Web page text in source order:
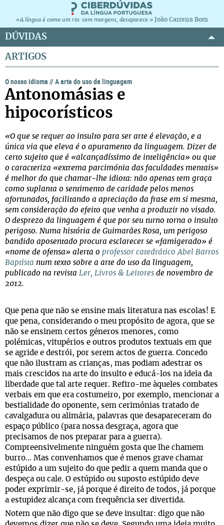
«A língua é como um rio: sem margens, desaparece.» João Carreira Bom
DÚVIDAS
ARTIGOS
O nosso idioma //A arte do uso da linguagem
Antonomásias e
hipocorísticos
«O que se requer ao insulto para ser arte é elevação, e a
única via que eleva é o apuramento da linguagem. Dizer de
certo sujeito que é «alcançadíssimo de inteligência» ou que
o caracteriza «extrema parcimónia das faculdades mentais»
é melhor do que chamar-lhe idiota: não apenas tem graça
como suplanta o sentimento de caridade pelos menos
afortunados, facilitando a apreciação da frase em si mesma,
sem consideração do efeito que venha a produzir no visado.
O desprezo da linguagem é que por seu turno torna o insulto
perigoso. Numa história de Guimarães Rosa, um perigoso
bandido aposentado procura esclarecer se «famigerado» é
«nome de ofensa» alerta o professor catedrático Abel Barros
Baptista num texto sobre a arte do uso da linguagem,
publicado na revista Ler, Livros & Leitores de novembro de
2012.
Que pena que não se ensine mais literatura nas escolas! E
que pena, considerando o meu propósito de agora, que se
não se ensinem certos géneros menores, como
polémicas, vitupérios e outros produtos textuais em que
se agride e destrói, por serem actos de guerra. Concedo
que não ilustram as crianças, mas podiam adestrar os
mais crescidos na arte do insulto e educá-los na ideia da
liberdade que tal arte requer. Refiro-me àqueles combates
verbais em que era costumeiro, por exemplo, mencionar a
bestialidade do oponente, sem cerimónias tratado de
cavalgadura ou alimária, palavras que desapareceram do
espaço público (para nossa desgraça, agora que
precisamos de nos preparar para a guerra).
Compreensivelmente ninguém gosta que lhe chamem
burro… Mas convenhamos que é menos grave chamar
estúpido a um sujeito do que pedir a quem manda que o
despeça ou cale. O estúpido ou suposto estúpido deve
poder exprimir-se, já porque é direito de todos, já porque
a estupidez alcança com frequência ser divertida.
Notem que não digo que se deve insultar: digo que não